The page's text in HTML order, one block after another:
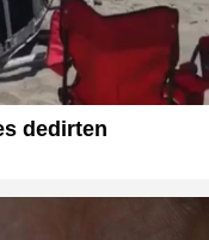
dedirten